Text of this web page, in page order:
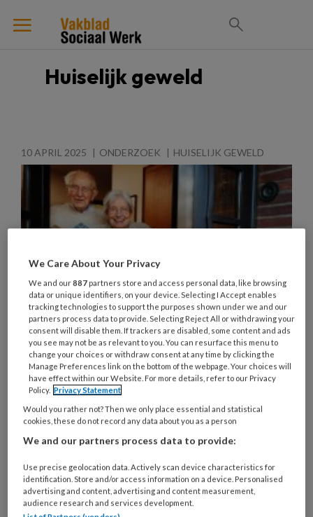
Huiselijk geweld
10 APRIL 2025 ONDERZOEK HUISELIJK GEWELD
Ouderenmishandeling Als
mantelzorg ontspoort
In onze sterk vergrijzende samenleving is
mishandeling van ouderen een actueel
‘ontspoorde mantelzorg'. Slachtoffers vinden het
vaak extra moeilijk om dit onderwerp met anderen
te bespreken, omdat zij bang zijn daarmee een van
We Care About Your Privacy
We and our887 partners store and access personal data, like browsing
data or unique identifiers, on your device. Selecting I Accept enables
tracking technologies to support the purposes shown under we and our
partners process data to provide. Selecting Reject All or withdrawing your
consent will disable them. If trackers are disabled, some content and ads
you see may not be as relevant to you. You can resurface this menu to
change your choices or withdraw consent at any time by clicking the
Manage Preferences link on the bottom of the webpage. Your choices will
have effect within our Website. For more details, refer to our Privacy
Policy. Privacy Statement
Would you rather not? Then we only place essential and statistical
cookies, these do not record any data about you as a person
We and our partners process data to provide:
Use precise geolocation data. Actively scan device characteristics for
identification. Store and/or access information on a device. Personalised
advertising and content, advertising and content measurement,
audience research and services development.